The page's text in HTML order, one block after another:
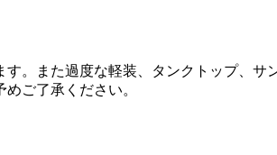
。また過度な軽装、タンクトップ、
ご了承ください。